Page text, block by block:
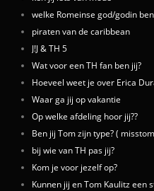
welke Romeinse god/godin ben
piraten van de caribbean
J!J & TH 5
Wat voor een TH fan ben jij?
Hoeveel weet je over Erica
Waar ga jij op vakantie
Op welke afdeling hoor jij??
Ben jij Tom zijn type? (
bij wie van TH pas jij?
Kom je voor jezelf op?
Kunnen jij en Tom Kaulitz een